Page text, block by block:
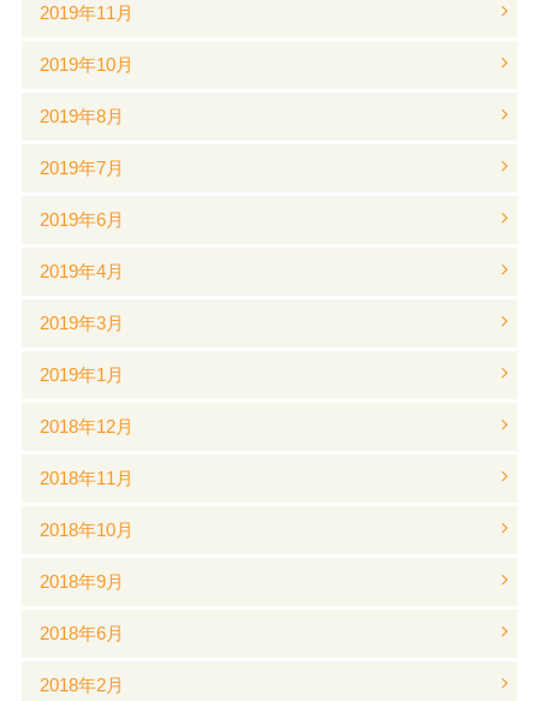
2019年11月
2019年10月
2019年8月
2019年7月
2019年6月
2019年4月
2019年3月
2019年1月
2018年12月
2018年11月
2018年10月
2018年9月
2018年6月
2018年2月